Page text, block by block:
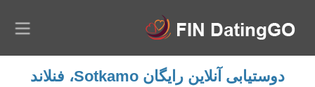
دوستیابی آنلاین رایگان Sotkamo، فنلاند